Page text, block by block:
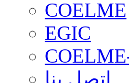
COELME
EGIC